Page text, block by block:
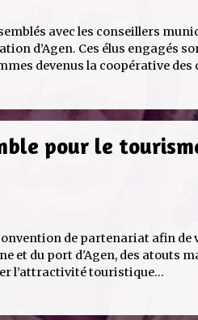
avec les conseillers
d’Agen. Ces élus engagés
devenus la coopérative des
pour le
de partenariat afin de
et du port d'Agen, des atouts
l’attractivité touristique...